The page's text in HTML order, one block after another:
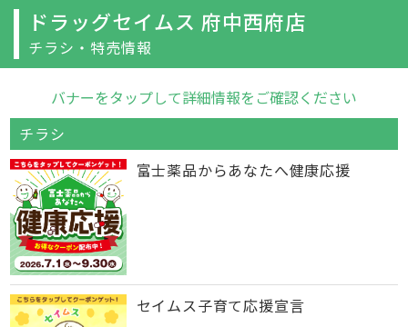
ドラッグセイムス 府中西府店
チラシ・特売情報
バナーをタップして詳細情報をご確認ください
チラシ
富士薬品からあなたへ健康応援
セイムス子育て応援宣言